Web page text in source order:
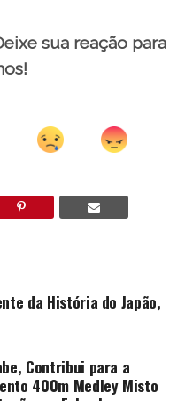
sua reação para
da História do Japão,
Contribui para a
400m Medley Misto